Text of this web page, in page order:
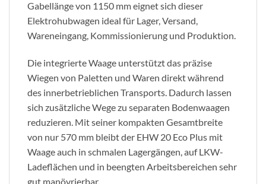
Gabellänge von 1150 mm eignet sich dieser
Elektrohubwagen ideal für Lager, Versand,
Wareneingang, Kommissionierung und Produktion.
Die integrierte Waage unterstützt das präzise
Wiegen von Paletten und Waren direkt während
des innerbetrieblichen Transports. Dadurch lassen
sich zusätzliche Wege zu separaten Bodenwaagen
reduzieren. Mit seiner kompakten Gesamtbreite
von nur 570 mm bleibt der EHW 20 Eco Plus mit
Waage auch in schmalen Lagergängen, auf LKW-
Ladeflächen und in beengten Arbeitsbereichen sehr
gut manövrierbar.